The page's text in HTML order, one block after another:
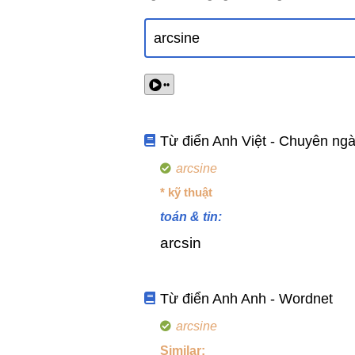
••
Từ điển Anh Việt - Chuyên
arcsine
* kỹ thuật
toán & tin:
arcsin
Từ điển Anh Anh - Wordnet
arcsine
Similar: